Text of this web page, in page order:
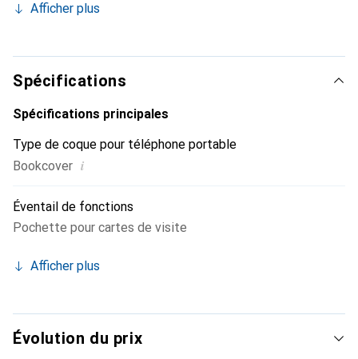
et indispensable de votre smartphone. Reconnaître
marque Noreve est un choix sûr pour une clientèle
exigeante.
Afficher plus
Spécifications
Spécifications principales
Type de coque pour téléphone portable
Bookcover i
Éventail de fonctions
Pochette pour cartes de visite
Afficher plus
Évolution du prix